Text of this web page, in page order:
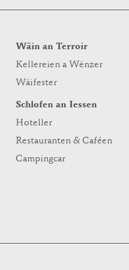
Wäin an Terroir
Kellereien a Wënzer
Wäifester
Schlofen an Iessen
Hoteller
Restauranten & Caféen
Campingcar